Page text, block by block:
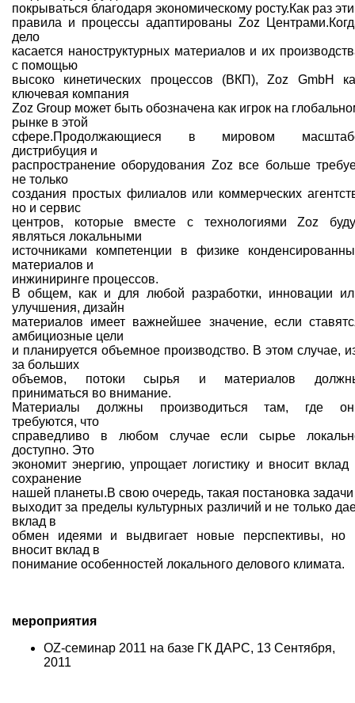
покрываться благодаря экономическому росту.Как раз эти
правила и процессы адаптированы Zoz
дело
касается наноструктурных материалов и их
с помощью
высоко кинетических процессов (ВКП), Zoz GmbH
ключевая компания
Zoz Group может быть обозначена как игрок на
рынке в этой
сфере.Продолжающиеся в мировом
дистрибуция и
распространение оборудования Zoz все больше
не только
создания простых филиалов или коммерческих
но и сервис
центров, которые вместе с технологиями Zoz
являться локальными
источниками компетенции в физике
материалов и
инжиниринге процессов.
В общем, как и для любой разработки, инновации
улучшения, дизайн
материалов имеет важнейшее значение, если
амбициозные цели
и планируется объемное производство. В этом случае,
за больших
объемов, потоки сырья и материалов
приниматься во внимание.
Материалы должны производиться там, где
требуются, что
справедливо в любом случае если сырье
доступно. Это
экономит энергию, упрощает логистику и вносит вклад
сохранение
нашей планеты.В свою очередь, такая постановка задачи
выходит за пределы культурных различий и не только
вклад в
обмен идеями и выдвигает новые перспективы, но
вносит вклад в
понимание особенностей локального делового климата.
мероприятия
OZ-семинар 2011 на базе ГК ДАРС, 13 Сентября,
2011